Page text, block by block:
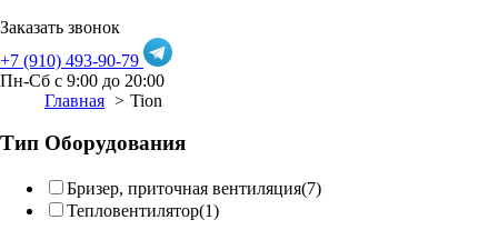
Заказать звонок
+7 (910) 493-90-79
Пн-Сб с 9:00 до 20:00
Главная
Tion
Тип Оборудования
Бризер, приточная вентиляция(7)
Тепловентилятор(1)